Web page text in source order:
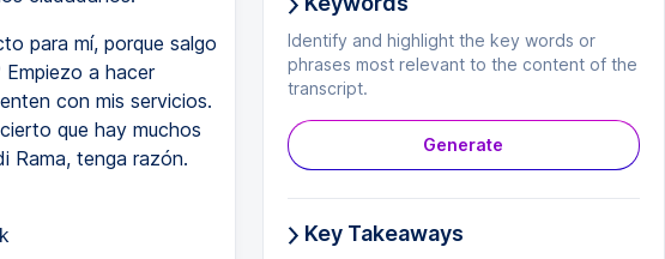
para mí, porque salgo
a hacer
con mis servicios.
que hay muchos
Rama, tenga razón.
Identify and highlight the key words or
phrases most relevant to the content of the
transcript.
Generate
Key Takeaways